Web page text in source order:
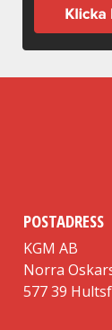
POSTADRESS
KGM AB
Norra
577 39